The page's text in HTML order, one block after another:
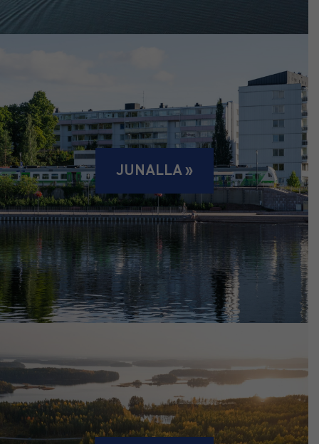
JUNALLA »